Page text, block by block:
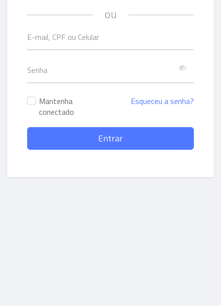
ou
Mantenha
conectado
Esqueceu a senha?
Entrar